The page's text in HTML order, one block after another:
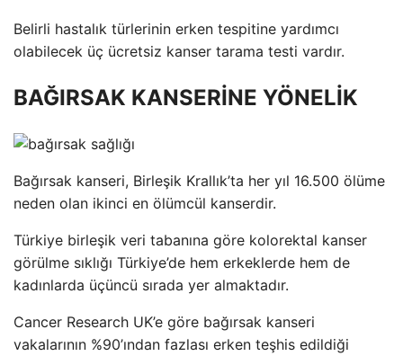
Belirli hastalık türlerinin erken tespitine yardımcı
olabilecek üç ücretsiz kanser tarama testi vardır.
BAĞIRSAK KANSERİNE YÖNELİK
Bağırsak kanseri, Birleşik Krallık’ta her yıl 16.500 ölüme
neden olan ikinci en ölümcül kanserdir.
Türkiye birleşik veri tabanına göre kolorektal kanser
görülme sıklığı Türkiye’de hem erkeklerde hem de
kadınlarda üçüncü sırada yer almaktadır.
Cancer Research UK’e göre bağırsak kanseri
vakalarının %90’ından fazlası erken teşhis edildiği